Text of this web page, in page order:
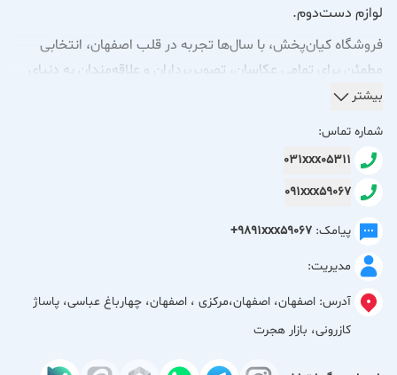
لوازم دست‌دوم.
فروشگاه کیان‌پخش، با سال‌ها تجربه در قلب اصفهان، انتخابی
مطمئن برای تمامی عکاسان، تصویربرداران و علاقه‌مندان به دنیای
ثبت تصاویر است. ما در کیان‌پخش می‌دانیم که کیفیت تجهیزات،
جامع از برترین برندهای تجهیزات عکاسی و فیلم‌برداری را گردآوری
کرده‌ایم تا پاسخگوی تمام نیازهای شما باشیم.
خدمات و محصولات ما
ما در کیان‌پخش، با هدف تأمین تمامی نیازهای فنی و هنری شما،
محصولات خود را به‌صورت کلی و جزئی عرضه می‌کنیم. سبد
محصولات ما شامل موارد زیر است:
تجهیزات تخصصی: ارائه انواع دوربین‌ها، لنزها و تجهیزات جانبی
عکاسی و فیلم‌برداری از برندهای معتبر جهانی.
بیشتر
شماره تماس:
031xxx05311
091xxx59067
پیامک: +9891xxx59067
مدیریت:
آدرس: اصفهان، اصفهان،مرکزی ، اصفهان، چهارباغ عباسی، پاساژ
کازرونی، بازار هجرت